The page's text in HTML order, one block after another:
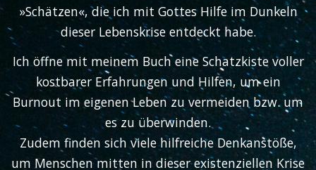
»Schätzen«, die ich mit Gottes Hilfe im Dunkeln
dieser Lebenskrise entdeckt habe.
Ich öffne mit meinem Buch eine Schatzkiste voller
kostbarer Erfahrungen und Hilfen, um ein
Burnout im eigenen Leben zu vermeiden bzw. um
es zu überwinden.
Zudem finden sich viele hilfreiche Denkanstöße,
um Menschen mitten in dieser existenziellen Krise